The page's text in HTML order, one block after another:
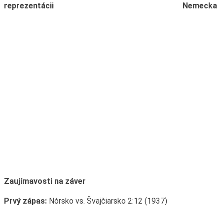
reprezentácii Nemecka
Zaujímavosti na záver
Prvý zápas:Nórsko vs. Švajčiarsko 2:12 (1937)